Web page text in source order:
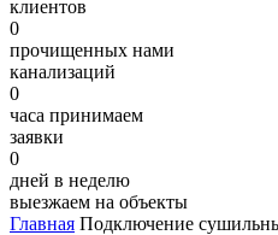
клиентов
0
прочищенных нами
канализаций
0
часа принимаем
заявки
0
дней в неделю
выезжаем на объекты
Главная Подключение